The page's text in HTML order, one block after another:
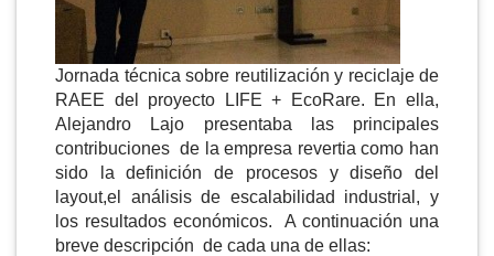
Jornada técnica sobre reutilización y reciclaje de
RAEE del proyecto LIFE + EcoRare. En ella,
Alejandro Lajo presentaba las principales
contribuciones de la empresa revertia como han
sido la definición de procesos y diseño del
layout,el análisis de escalabilidad industrial, y
los resultados económicos. A continuación una
breve descripción de cada una de ellas: